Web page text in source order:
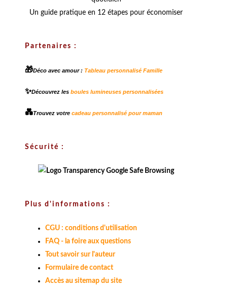
Un guide pratique en 12 étapes pour économiser
Partenaires :
🎁Déco avec amour : Tableau personnalisé Famille
✨Découvrez les boules lumineuses personnalisées
💑Trouvez votre cadeau personnalisé pour maman
Sécurité :
Plus d'informations :
CGU : conditions d'utilisation
FAQ - la foire aux questions
Tout savoir sur l'auteur
Formulaire de contact
Accès au sitemap du site